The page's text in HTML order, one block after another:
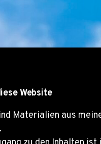
Website
Materialien aus